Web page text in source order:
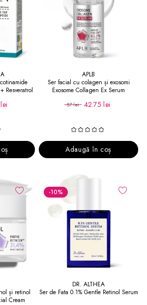
Resveratrol
APLB
Ser facial cu colagen și exosomi
Exosome Collagen Ex Serum
57 lei 42.75 lei
Adaugă în coș
și retinol
Cream
-10%
DR. ALTHEA
Ser de Fata 0.1% Gentle Retinol Serum